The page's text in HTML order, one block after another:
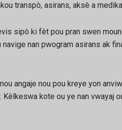
transpò, asirans, aksè a
sipò ki fèt pou pran swen
nan pwogram asirans ak
angaje nou pou kreye yon
kote ou ye nan vwayaj